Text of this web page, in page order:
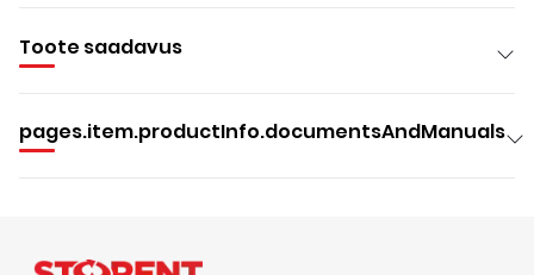
Toote saadavus
pages.item.productInfo.documentsAndManuals